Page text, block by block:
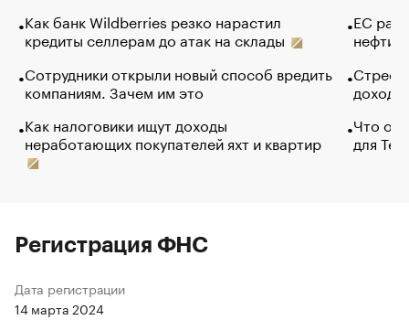
Как банк Wildberries резко нарастил
кредиты селлерам до атак на склады
Сотрудники открыли новый способ вредить
компаниям. Зачем им это
Как налоговики ищут доходы
неработающих покупателей яхт и квартир
ЕС
нефти
Что
для
Регистрация ФНС
Дата регистрации
14 марта 2024